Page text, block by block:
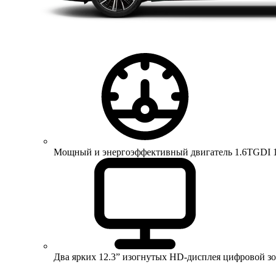
Мощный и энергоэффективный двигатель 1.6TGDI
Два ярких 12.3” изогнутых HD-дисплея цифровой